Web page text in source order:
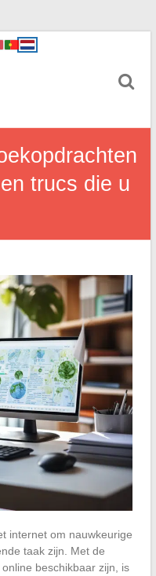
trucs die u
internet om nauwkeurige
taak zijn. Met de
beschikbaar zijn, is